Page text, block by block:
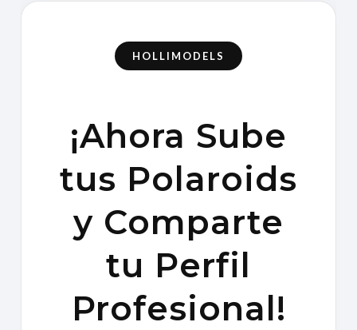
HOLLIMODELS
¡Ahora Sube
tus Polaroids
y Comparte
tu Perfil
Profesional!